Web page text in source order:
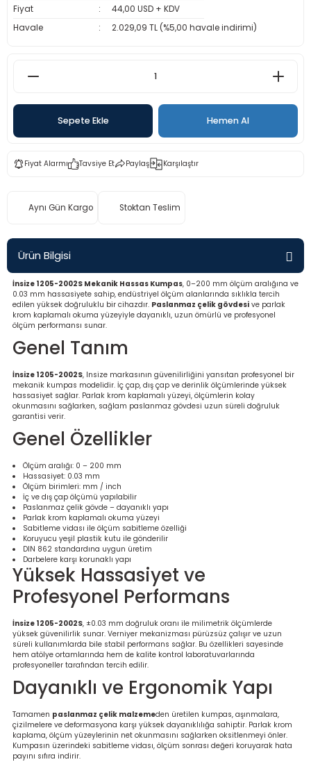
Cihazı
Cihazı
Fiyat
44,00 USD + KDV
Havale
2.029,09 TL (%5,00 havale indirimi)
Sepete Ekle Hemen Al
Fiyat Alarmı Tavsiye Et Paylaş Karşılaştır
Aynı Gün Kargo Stoktan Teslim
Ürün Bilgisi
İnsize 1205-2002S Mekanik Hassas Kumpas, 0–200 mm ölçüm aralığına ve
0.03 mm hassasiyete sahip, endüstriyel ölçüm alanlarında sıklıkla tercih
edilen yüksek doğruluklu bir cihazdır. Paslanmaz çelik gövdesi ve parlak
krom kaplamalı okuma yüzeyiyle dayanıklı, uzun ömürlü ve profesyonel
ölçüm performansı sunar.
Genel Tanım
İnsize 1205-2002S, Insize markasının güvenilirliğini yansıtan profesyonel bir
mekanik kumpas modelidir. İç çap, dış çap ve derinlik ölçümlerinde yüksek
hassasiyet sağlar. Parlak krom kaplamalı yüzeyi, ölçümlerin kolay
okunmasını sağlarken, sağlam paslanmaz gövdesi uzun süreli doğruluk
garantisi verir.
Genel Özellikler
Ölçüm aralığı: 0 – 200 mm
Hassasiyet: 0.03 mm
Ölçüm birimleri: mm / inch
İç ve dış çap ölçümü yapılabilir
Paslanmaz çelik gövde – dayanıklı yapı
Parlak krom kaplamalı okuma yüzeyi
Sabitleme vidası ile ölçüm sabitleme özelliği
Koruyucu yeşil plastik kutu ile gönderilir
DIN 862 standardına uygun üretim
Darbelere karşı korunaklı yapı
Yüksek Hassasiyet ve
Profesyonel Performans
İnsize 1205-2002S, ±0.03 mm doğruluk oranı ile milimetrik ölçümlerde
yüksek güvenilirlik sunar. Verniyer mekanizması pürüzsüz çalışır ve uzun
süreli kullanımlarda bile stabil performans sağlar. Bu özellikleri sayesinde
hem atölye ortamlarında hem de kalite kontrol laboratuvarlarında
profesyoneller tarafından tercih edilir.
Dayanıklı ve Ergonomik Yapı
Tamamen paslanmaz çelik malzemeden üretilen kumpas, aşınmalara,
çizilmelere ve deformasyona karşı yüksek dayanıklılığa sahiptir. Parlak krom
kaplama, ölçüm yüzeylerinin net okunmasını sağlarken oksitlenmeyi önler.
Kumpasın üzerindeki sabitleme vidası, ölçüm sonrası değeri koruyarak hata
payını sıfıra indirir.